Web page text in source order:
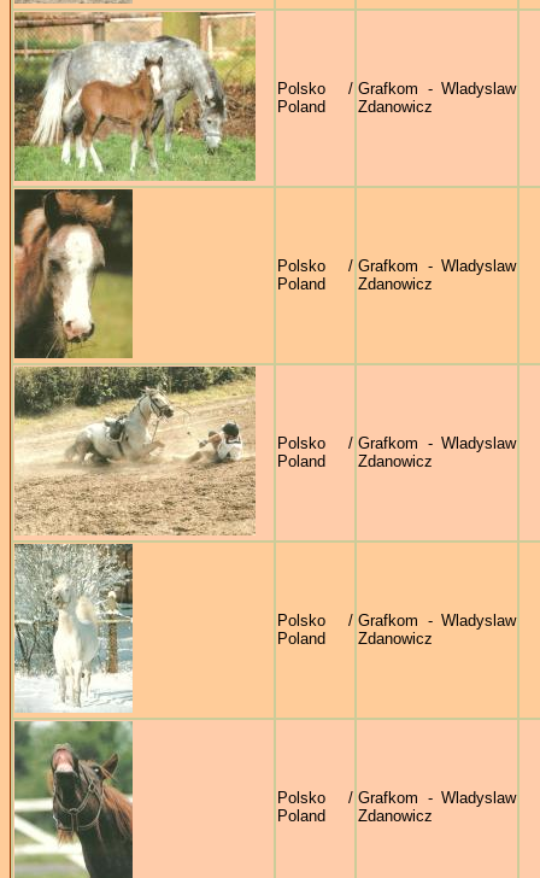
Polsko /
Poland
Grafkom - Wladyslaw
Zdanowicz
Polsko /
Poland
Grafkom - Wladyslaw
Zdanowicz
Polsko /
Poland
Grafkom - Wladyslaw
Zdanowicz
Polsko /
Poland
Grafkom - Wladyslaw
Zdanowicz
Polsko /
Poland
Grafkom - Wladyslaw
Zdanowicz